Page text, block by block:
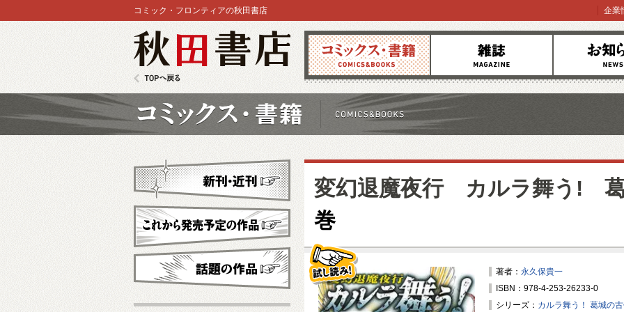
コミックス 雑誌 お知らせ
コミック・フロンティアの秋田書店 企業
変幻退魔夜行 カルラ舞う! 葛
巻
著者： 永久保貴一
ISBN：978-4-253-26233-0
シリーズ： カルラ舞う！ 葛城の
試し読み！
新刊・近刊
これから発売予定